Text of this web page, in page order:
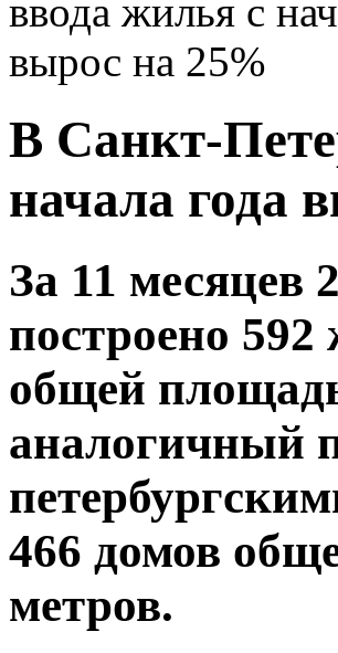
В Санкт-
начала года
За 11 месяцев
построено
общей
аналогичный
466 домов
метров.